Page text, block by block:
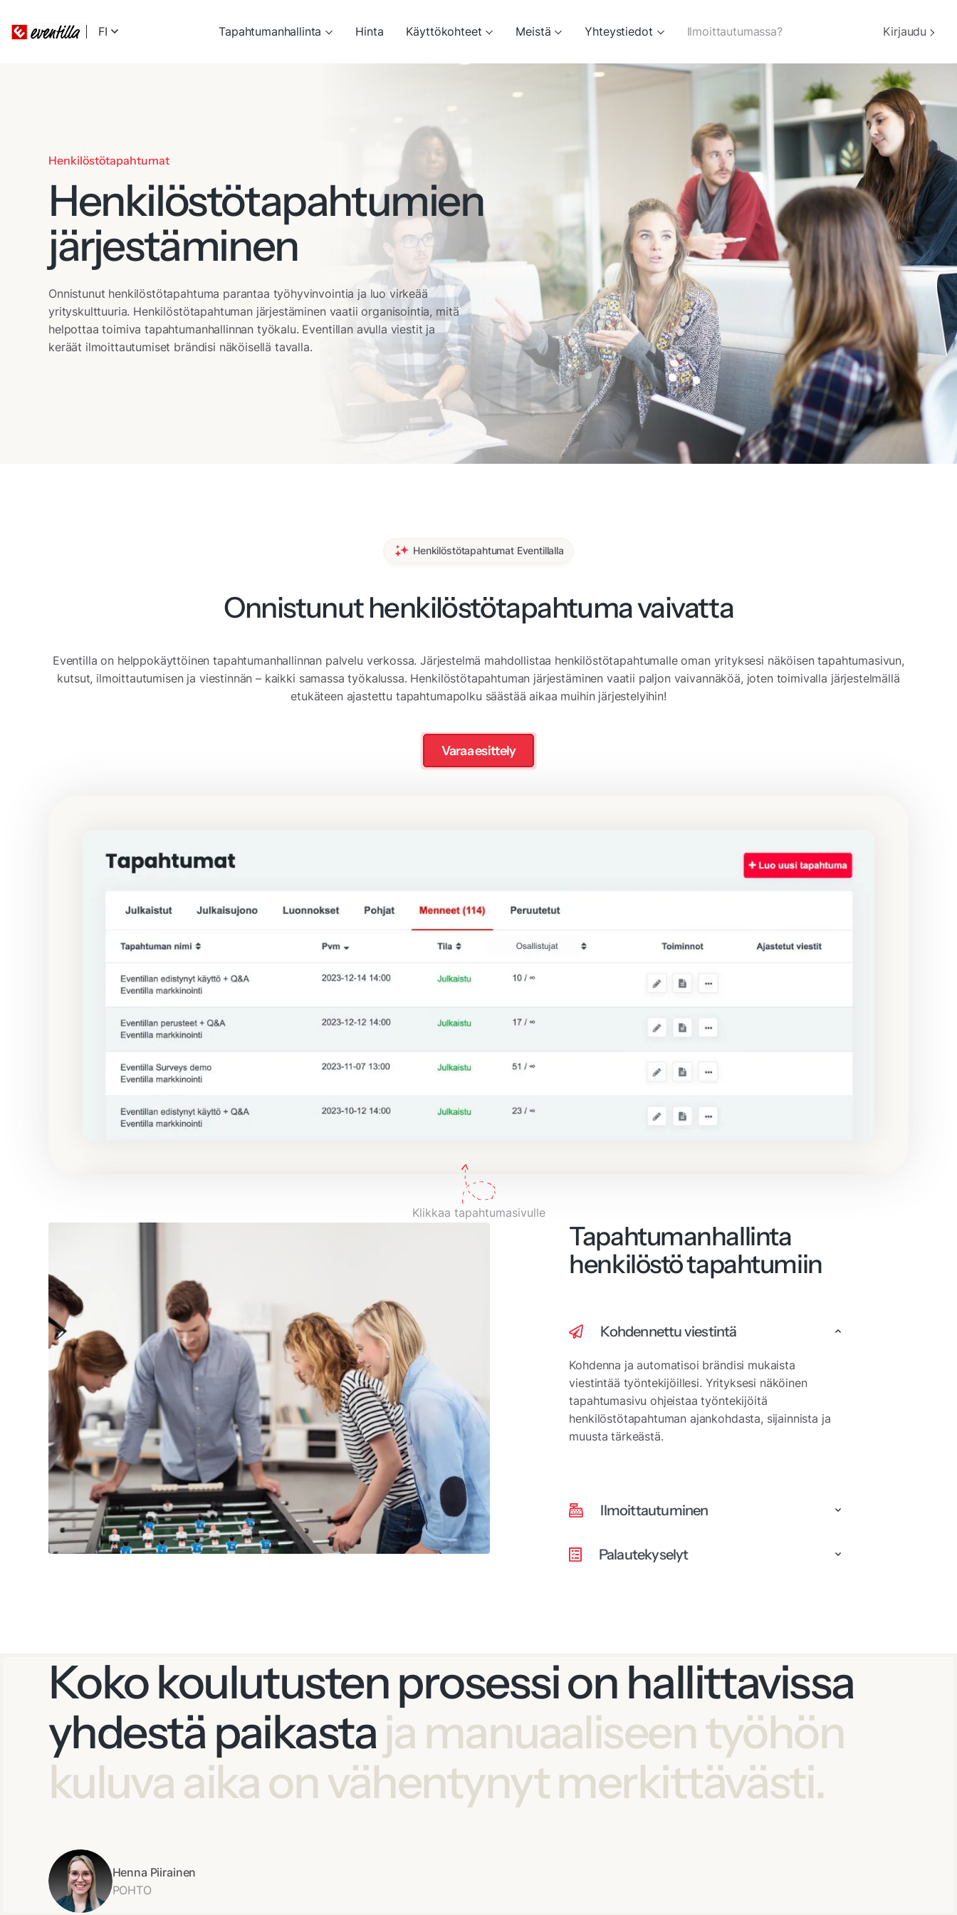
FI Tapahtumanhallinta Hinta Käyttökohteet Meistä Yhteystiedot Ilmoittautumassa? Kirjaudu
Henkilöstötapahtumat
Henkilöstötapahtumien
järjestäminen
Onnistunut henkilöstötapahtuma parantaa työhyvinvointia ja luo virkeää
yrityskulttuuria. Henkilöstötapahtuman järjestäminen vaatii organisointia, mitä
helpottaa toimiva tapahtumanhallinnan työkalu. Eventillan avulla viestit ja
keräät ilmoittautumiset brändisi näköisellä tavalla.
Henkilöstötapahtumat Eventillalla
Onnistunut henkilöstötapahtuma vaivatta
Eventilla on helppokäyttöinen tapahtumanhallinnan palvelu verkossa. Järjestelmä mahdollistaa henkilöstötapahtumalle oman yrityksesi näköisen tapahtumasivun,
kutsut, ilmoittautumisen ja viestinnän – kaikki samassa työkalussa. Henkilöstötapahtuman järjestäminen vaatii paljon vaivannäköä, joten toimivalla järjestelmällä
etukäteen ajastettu tapahtumapolku säästää aikaa muihin järjestelyihin!
Varaa esittely
Klikkaa tapahtumasivulle
Tapahtumanhallinta
henkilöstö tapahtumiin
Kohdennettu viestintä
Kohdenna ja automatisoi brändisi mukaista
viestintää työntekijöillesi. Yrityksesi näköinen
tapahtumasivu ohjeistaa työntekijöitä
henkilöstötapahtuman ajankohdasta, sijainnista ja
muusta tärkeästä.
Ilmoittautuminen
Palautekyselyt
Koko koulutusten prosessi on hallittavissa
yhdestä paikastaja manuaaliseen työhön
kuluva aika on vähentynyt merkittävästi.
Henna Piirainen
POHTO